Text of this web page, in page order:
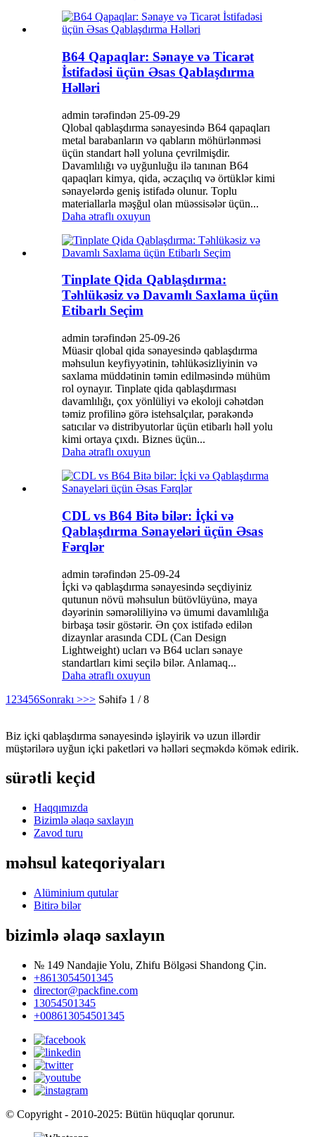
B64 Qapaqlar: Sənaye və Ticarət
İstifadəsi üçün Əsas Qablaşdırma
Həlləri
admin tərəfindən 25-09-29
Qlobal qablaşdırma sənayesində B64 qapaqları
metal barabanların və qabların möhürlənməsi
üçün standart həll yoluna çevrilmişdir.
Davamlılığı və uyğunluğu ilə tanınan B64
qapaqları kimya, qida, əczaçılıq və örtüklər kimi
sənayelərdə geniş istifadə olunur. Toplu
materiallarla məşğul olan müəssisələr üçün...
Daha ətraflı oxuyun
Tinplate Qida Qablaşdırma:
Təhlükəsiz və Davamlı Saxlama üçün
Etibarlı Seçim
admin tərəfindən 25-09-26
Müasir qlobal qida sənayesində qablaşdırma
məhsulun keyfiyyətinin, təhlükəsizliyinin və
saxlama müddətinin təmin edilməsində mühüm
rol oynayır. Tinplate qida qablaşdırması
davamlılığı, çox yönlüliyi və ekoloji cəhətdən
təmiz profilinə görə istehsalçılar, pərakəndə
satıcılar və distribyutorlar üçün etibarlı həll yolu
kimi ortaya çıxdı. Biznes üçün...
Daha ətraflı oxuyun
CDL vs B64 Bitə bilər: İçki və
Qablaşdırma Sənayeləri üçün Əsas
Fərqlər
admin tərəfindən 25-09-24
İçki və qablaşdırma sənayesində seçdiyiniz
qutunun növü məhsulun bütövlüyünə, maya
dəyərinin səmərəliliyinə və ümumi davamlılığa
birbaşa təsir göstərir. Ən çox istifadə edilən
dizaynlar arasında CDL (Can Design
Lightweight) ucları və B64 ucları sənaye
standartları kimi seçilə bilər. Anlamaq...
Daha ətraflı oxuyun
1 23456Sonrakı >>> Səhifə 1 / 8
Biz içki qablaşdırma sənayesində işləyirik və uzun illərdir
müştərilərə uyğun içki paketləri və həlləri seçməkdə kömək edirik.
sürətli keçid
Haqqımızda
Bizimlə əlaqə saxlayın
Zavod turu
məhsul kateqoriyaları
Alüminium qutular
Bitirə bilər
bizimlə əlaqə saxlayın
№ 149 Nandajie Yolu, Zhifu Bölgəsi Shandong Çin.
+8613054501345
director@packfine.com
13054501345
+008613054501345
© Copyright - 2010-2025: Bütün hüquqlar qorunur.